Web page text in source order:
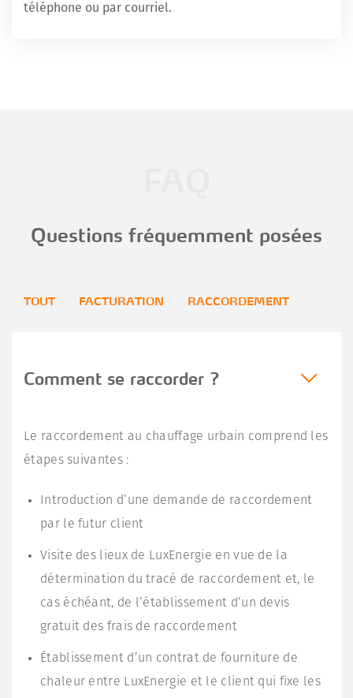
téléphone ou par courriel.
Questions fréquemment posées
TOUT FACTURATION RACCORDEMENT
Comment se raccorder ?
Le raccordement au chauffage urbain comprend les
étapes suivantes :
Introduction d’une demande de raccordement
par le futur client
Visite des lieux de LuxEnergie en vue de la
détermination du tracé de raccordement et, le
cas échéant, de l’établissement d’un devis
gratuit des frais de raccordement
Établissement d’un contrat de fourniture de
chaleur entre LuxEnergie et le client qui fixe les